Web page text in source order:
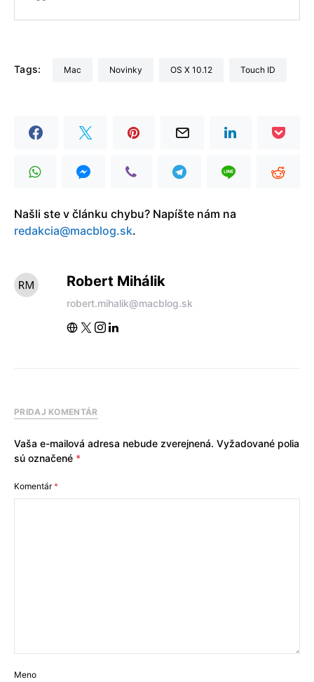
Tags: Mac Novinky OS X 10.12 Touch ID
Našli ste v článku chybu? Napíšte nám na
redakcia@macblog.sk.
Robert Mihálik
robert.mihalik@macblog.sk
PRIDAJ KOMENTÁR
Vaša e-mailová adresa nebude zverejnená. Vyžadované polia
sú označené *
Komentár*
Meno